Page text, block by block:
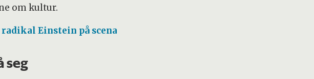
om kultur.
Einstein på scena
seg